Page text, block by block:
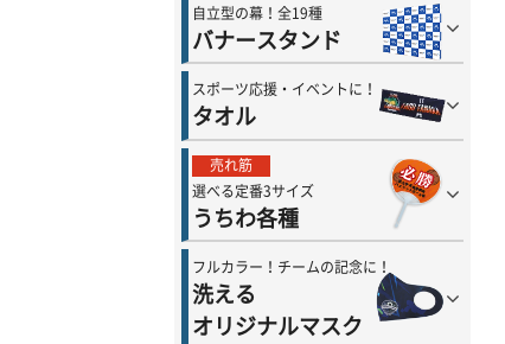
自立型の幕！全19種
バナースタンド
スポーツ応援・イベントに！
タオル
売れ筋
選べる定番3サイズ
うちわ各種
フルカラー！チームの記念に！
洗える
オリジナルマスク